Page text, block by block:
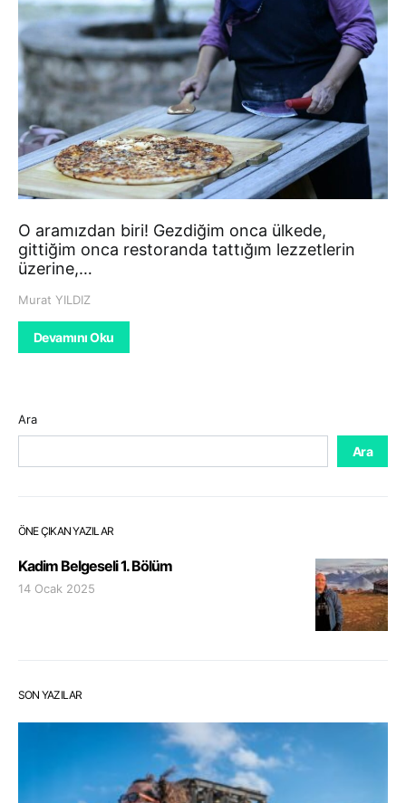
O aramızdan biri! Gezdiğim onca ülkede,
gittiğim onca restoranda tattığım lezzetlerin
üzerine,…
Murat YILDIZ
Devamını Oku
Ara
Ara
ÖNE ÇIKAN YAZILAR
Kadim Belgeseli 1. Bölüm
14 Ocak 2025
SON YAZILAR